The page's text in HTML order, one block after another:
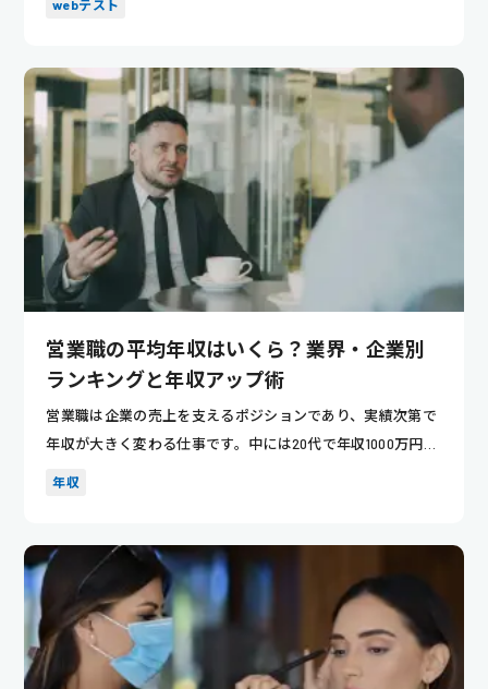
webテスト
営業職の平均年収はいくら？業界・企業別
ランキングと年収アップ術
営業職は企業の売上を支えるポジションであり、実績次第で
年収が大きく変わる仕事です。中には20代で年収1000万円を
超える...
年収